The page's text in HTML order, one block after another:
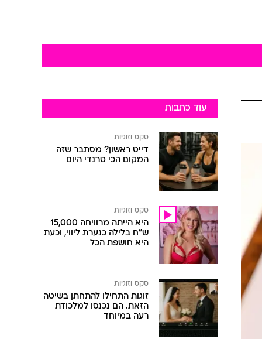
עוד כתבות
סקס וזוגיות
דייט ראשון? מסתבר שזה
המקום הכי טרנדי היום
סקס וזוגיות
היא הייתה מרוויחה 15,000
ש"ח בלילה כנערת ליווי, וכעת
היא חושפת הכל
סקס וזוגיות
זוגות התחילו להתחתן בשיטה
הזאת. הם נכנסו למלכודת
רעה במיוחד